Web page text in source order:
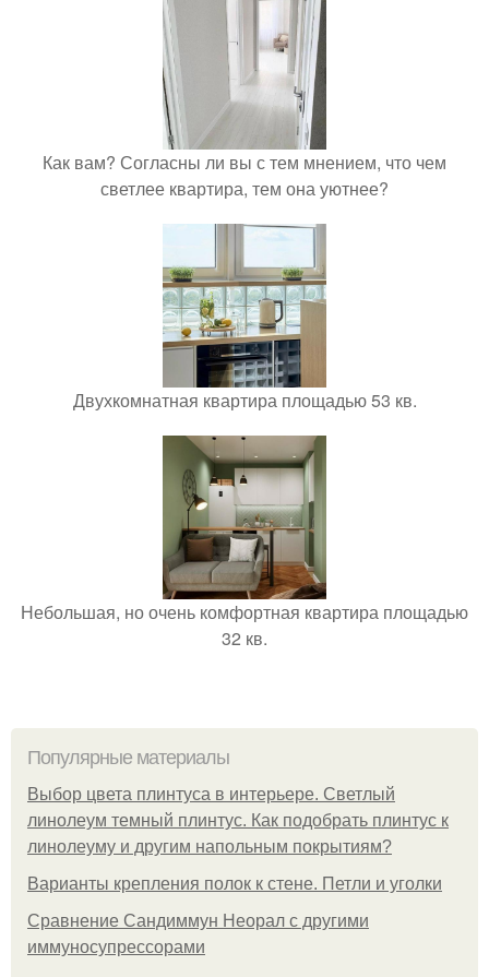
Как вам? Согласны ли вы с тем мнением, что чем
светлее квартира, тем она уютнее?
Двухкомнатная квартира площадью 53 кв.
Небольшая, но очень комфортная квартира площадью
32 кв.
Популярные материалы
Выбор цвета плинтуса в интерьере. Светлый
линолеум темный плинтус. Как подобрать плинтус к
линолеуму и другим напольным покрытиям?
Варианты крепления полок к стене. Петли и уголки
Сравнение Сандиммун Неорал с другими
иммуносупрессорами